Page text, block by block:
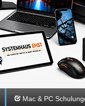
Mac & PC